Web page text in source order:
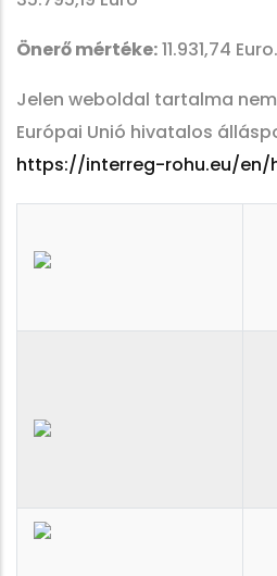
Önerő mértéke:11.931,74
Jelen weboldal tartalma
Európai Unió hivatalos
https://interreg-rohu.eu/en/